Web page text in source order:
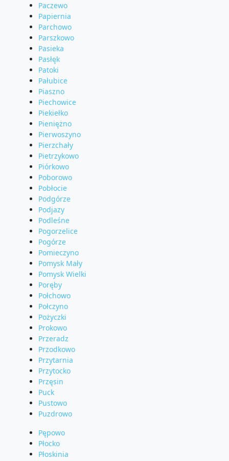
Paczewo
Papiernia
Parchowo
Parszkowo
Pasieka
Pasłęk
Patoki
Pałubice
Piaszno
Piechowice
Piekiełko
Pieniężno
Pierwoszyno
Pierzchały
Pietrzykowo
Piórkowo
Poborowo
Pobłocie
Podgórze
Podjazy
Podleśne
Pogorzelice
Pogórze
Pomieczyno
Pomysk Mały
Pomysk Wielki
Poręby
Połchowo
Połczyno
Pożyczki
Prokowo
Przeradz
Przodkowo
Przytarnia
Przytocko
Przęsin
Puck
Pustowo
Puzdrowo
Pępowo
Płocko
Płoskinia